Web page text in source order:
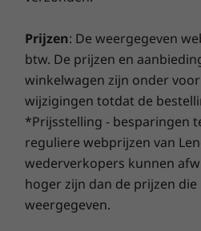
hele dag mee, dus je zit
bureau. Jij bepaalt waar je
HDMI
RJ45
Ondersteund
ThinkPad Thunderbolt-
ThinkPad-dockingstation
Mechanische docking aan
Dockingstations apart verkrijgbaar.
Vergelijken
Ontdek alle
Prijzen: De weergegeven
btw. De prijzen en
winkelwagen zijn onder
wijzigingen totdat de
*Prijsstelling - besparingen
reguliere webprijzen van
wederverkopers kunnen
hoger zijn dan de prijzen
weergegeven.